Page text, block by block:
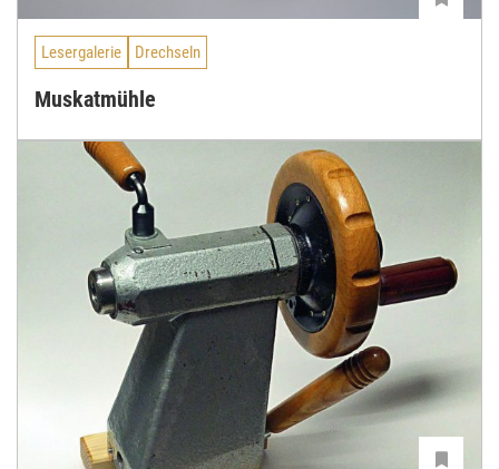
Lesergalerie Drechseln
Muskatmühle